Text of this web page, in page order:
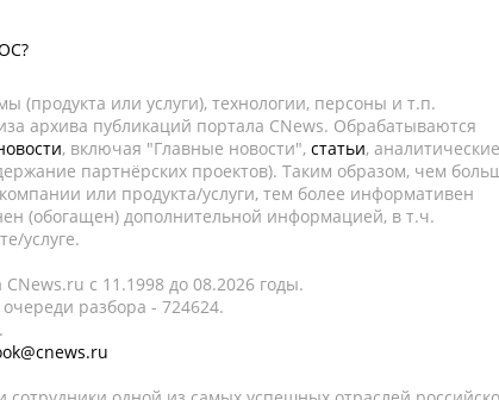
(продукта или услуги), технологии, персоны и т.п.
архива публикаций портала CNews. Обрабатываются
, включая "Главные новости", статьи, аналитические
партнёрских проектов). Таким образом, чем
или продукта/услуги, тем более информативен
(обогащен) дополнительной информацией, в т.ч.
услуге.
c 11.1998 до 08.2026 годы.
разбора - 724624.